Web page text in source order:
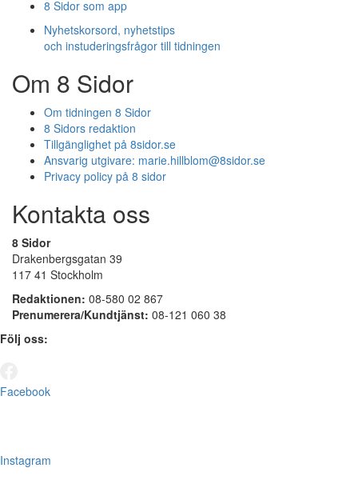
8 Sidor som app
Nyhetskorsord, nyhetstips
och instuderingsfrågor till tidningen
Om 8 Sidor
Om tidningen 8 Sidor
8 Sidors redaktion
Tillgänglighet på 8sidor.se
Ansvarig utgivare: marie.hillblom@8sidor.se
Privacy policy på 8 sidor
Kontakta oss
8 Sidor
Drakenbergsgatan 39
117 41 Stockholm
Redaktionen: 08-580 02 867
Prenumerera/Kundtjänst: 08-121 060 38
Följ oss:
Facebook
Instagram